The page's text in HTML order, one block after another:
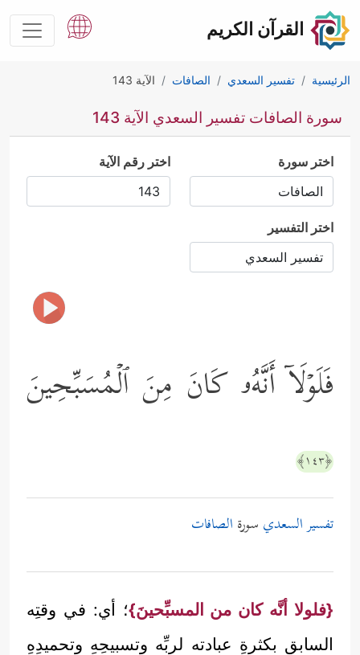
القرآن الكريم
الرئيسية تفسير السعدي الصافات الآية 143
سورة الصافات تفسير السعدي الآية 143
اختر سورة اختر رقم الآية
اختر التفسير
فَلَوۡلَاۤ أَنَّهُۥ كَانَ مِنَ ٱلۡمُسَبِّحِینَ
﴿١٤٣﴾
تفسير السعدي سورة الصافات
{فلولا أنَّه كان من المسبِّحينَ}؛ أي: في وقتِه
السابقِ بكثرةِ عبادته لربِّه وتسبيحِهِ وتحميدِهِ